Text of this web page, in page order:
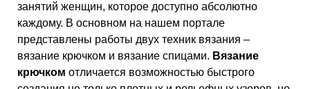
занятий женщин, которое доступно абсолютно
каждому. В основном на нашем портале
представлены работы двух техник вязания –
вязание крючком и вязание спицами. Вязание
крючком отличается возможностью быстрого